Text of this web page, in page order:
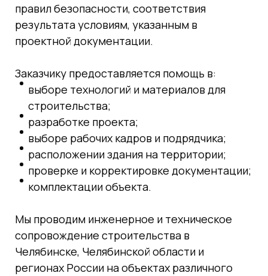
правил безопасности, соответствия
результата условиям, указанным в
проектной документации.
Заказчику предоставляется помощь в:
выборе технологий и материалов для
строительства;
разработке проекта;
выборе рабочих кадров и подрядчика;
расположении здания на территории;
проверке и корректировке документации;
комплектации объекта.
Мы проводим инженерное и техническое
сопровождение строительства в
Челябинске, Челябинской области и
регионах России на объектах различного